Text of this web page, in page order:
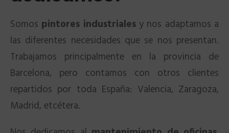
Somos pintores industrialesy nos adaptamos a
las diferentes necesidades que se nos presentan.
Trabajamos principalmente en la provincia de
Barcelona, pero contamos con otros clientes
repartidos por toda España: Valencia, Zaragoza,
Madrid, etcétera.